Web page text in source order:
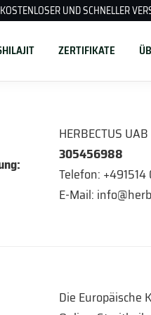
KOSTENLOSER UND SCHNELLER
ZERTIFIKATE
HERBECTUS UAB
305456988
Telefon:
E-Mail:
Die Europäische